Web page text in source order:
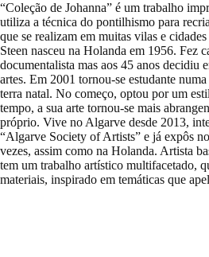
“Coleção de Johanna” é um trabalho
utiliza a técnica do pontilhismo para
que se realizam em muitas vilas e
Steen nasceu na Holanda em 1956. Fez
documentalista mas aos 45 anos decidiu
artes. Em 2001 tornou-se estudante
terra natal. No começo, optou por um
tempo, a sua arte tornou-se mais
próprio. Vive no Algarve desde 2013,
“Algarve Society of Artists” e já expôs
vezes, assim como na Holanda. Artista
tem um trabalho artístico multifacetado,
materiais, inspirado em temáticas que